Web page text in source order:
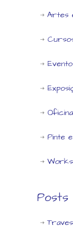
Artes
Oficina
Pinte
Posts